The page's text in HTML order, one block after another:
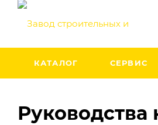
КАТАЛОГ СЕРВИС
Руководства